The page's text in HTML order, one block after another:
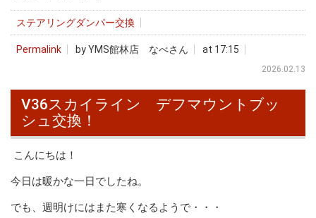
ステアリングダンパー交換
Permalink by YMS館林店 なべさん at 17:15
2026.02.13
V36スカイライン デフマウントブッ
シュ交換！
こんにちは！
今日は暖かな一日でしたね。
でも、週明けにはまた寒くなるようで・・・